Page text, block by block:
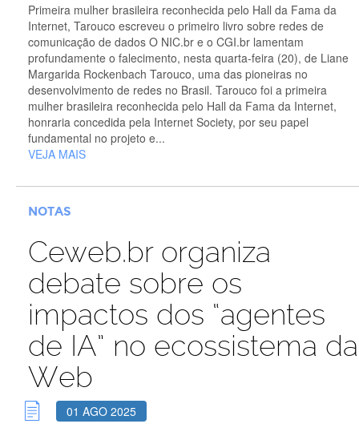
Primeira mulher brasileira reconhecida pelo Hall da Fama da
Internet, Tarouco escreveu o primeiro livro sobre redes de
comunicação de dados O NIC.br e o CGI.br lamentam
profundamente o falecimento, nesta quarta-feira (20), de Liane
Margarida Rockenbach Tarouco, uma das pioneiras no
desenvolvimento de redes no Brasil. Tarouco foi a primeira
mulher brasileira reconhecida pelo Hall da Fama da Internet,
honraria concedida pela Internet Society, por seu papel
fundamental no projeto e...
VEJA MAIS
NOTAS
Ceweb.br organiza
debate sobre os
impactos dos “agentes
de IA” no ecossistema da
Web
01 AGO 2025